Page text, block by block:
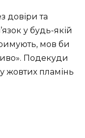
довіри та
у будь-якій
мов би
Подекуди
жовтих пламінь